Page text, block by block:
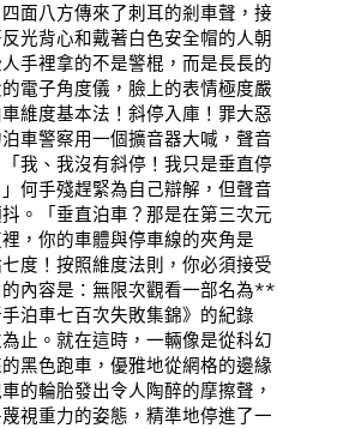
面八方傳來了刺耳的剎車聲，接
光背心和戴著白色安全帽的人朝
手裡拿的不是警棍，而是長長的
電子角度儀，臉上的表情極度嚴
維度基本法！斜停入庫！罪大惡
車警察用一個擴音器大喊，聲音
我、我沒有斜停！我只是垂直停
何手殘趕緊為自己辯解，但聲音
。「垂直泊車？那是在第三次元
，你的車體與停車線的夾角是
度！按照維度法則，你必須接受
內容是：無限次觀看一部名為**
手泊車七百次失敗集錦》的紀錄
止。就在這時，一輛像是從科幻
黑色跑車，優雅地從網格的邊緣
的輪胎發出令人陶醉的摩擦聲，
視重力的姿態，精準地停進了一